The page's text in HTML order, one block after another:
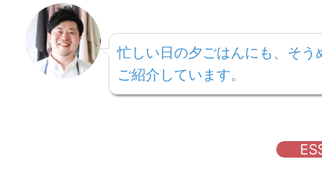
忙しい日の夕ごはんにも、そ
ご紹介しています。